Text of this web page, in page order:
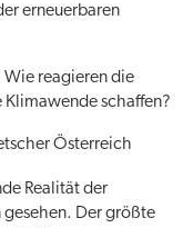
erneuerbaren
Wie reagieren die
schaffen?
Realität der
Der größte